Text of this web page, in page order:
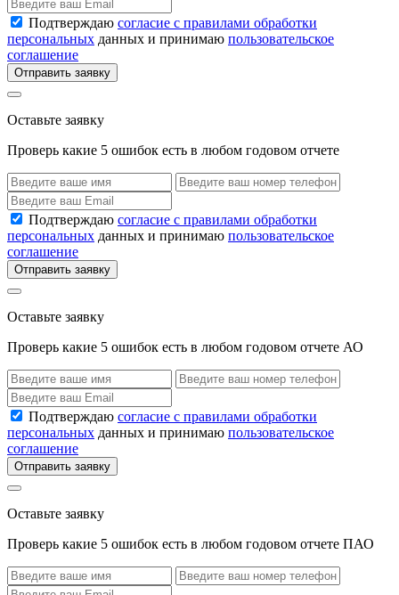
Подтверждаю согласие с правилами обработки
персональных данных и принимаю пользовательское
соглашение
Отправить заявку
Оставьте заявку
Проверь какие 5 ошибок есть в любом годовом отчете
Подтверждаю согласие с правилами обработки
персональных данных и принимаю пользовательское
соглашение
Отправить заявку
Оставьте заявку
Проверь какие 5 ошибок есть в любом годовом отчете АО
Подтверждаю согласие с правилами обработки
персональных данных и принимаю пользовательское
соглашение
Отправить заявку
Оставьте заявку
Проверь какие 5 ошибок есть в любом годовом отчете ПАО